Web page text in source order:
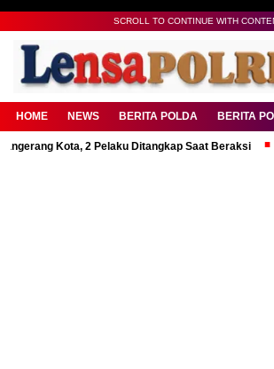
SCROLL TO CONTINUE WITH
HOME NEWS BERITA POLDA BERITA
Kota, 2 Pelaku Ditangkap Saat Beraksi